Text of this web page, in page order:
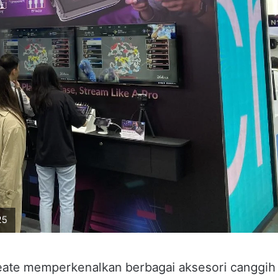
memperkenalkan berbagai aksesori canggih